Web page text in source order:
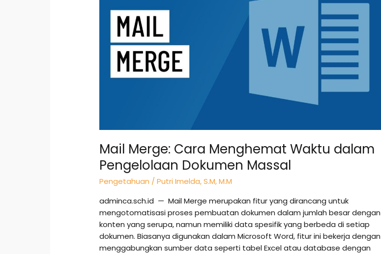
Mail Merge: Cara Menghemat Waktu dalam
Pengelolaan Dokumen Massal
Pengetahuan /Putri Imelda, S.M, M.M
adminca.sch.id — Mail Merge merupakan fitur yang dirancang untuk
mengotomatisasi proses pembuatan dokumen dalam jumlah besar dengan
konten yang serupa, namun memiliki data spesifik yang berbeda di setiap
dokumen. Biasanya digunakan dalam Microsoft Word, fitur ini bekerja dengan
menggabungkan sumber data seperti tabel Excel atau database dengan
Waktu
dalam
Pengelolaan
Dokumen
Massal